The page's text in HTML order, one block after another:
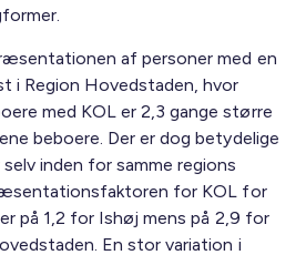
af personer med en
i Region Hovedstaden, hvor
med KOL er 2,3 gange større
beboere. Der er dog betydelige
inden for samme regions
for KOL for
på 1,2 for Ishøj mens på 2,9 for
En stor variation i